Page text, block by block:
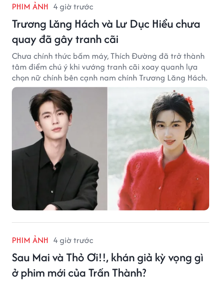
PHIM ẢNH 4 giờ trước
Trương Lăng Hách và Lư Dục Hiểu chưa
quay đã gây tranh cãi
Chưa chính thức bấm máy, Thích Đường đã trở thành
tâm điểm chú ý khi vướng tranh cãi xoay quanh lựa
chọn nữ chính bên cạnh nam chính Trương Lăng Hách.
PHIM ẢNH 4 giờ trước
Sau Mai và Thỏ Ơi!!, khán giả kỳ vọng gì
ở phim mới của Trấn Thành?